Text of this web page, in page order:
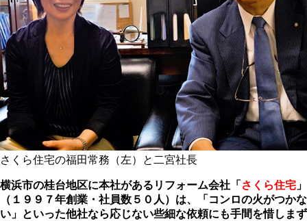
さくら住宅の福田常務（左）と二宮社長
横浜市の桂台地区に本社があるリフォーム会社「 さくら住宅 」
（１９９７年創業・社員数５０人）は、「コンロの火がつかな
い」といった他社なら応じない些細な依頼にも手間を惜しまず